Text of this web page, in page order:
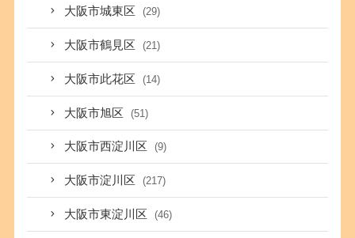
大阪市城東区 (29)
大阪市鶴見区 (21)
大阪市此花区 (14)
大阪市旭区 (51)
大阪市西淀川区 (9)
大阪市淀川区 (217)
大阪市東淀川区 (46)